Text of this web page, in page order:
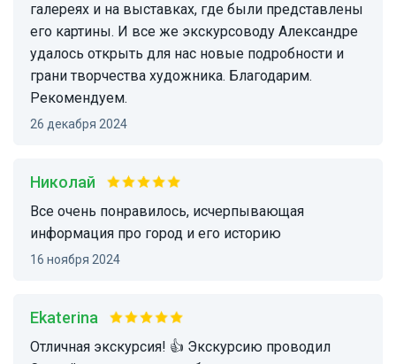
галереях и на выставках, где были представлены
его картины. И все же экскурсоводу Александре
удалось открыть для нас новые подробности и
грани творчества художника. Благодарим.
Рекомендуем.
26 декабря 2024
Николай
Все очень понравилось, исчерпывающая
информация про город и его историю
16 ноября 2024
Ekaterina
Отличная экскурсия! 👍 Экскурсию проводил